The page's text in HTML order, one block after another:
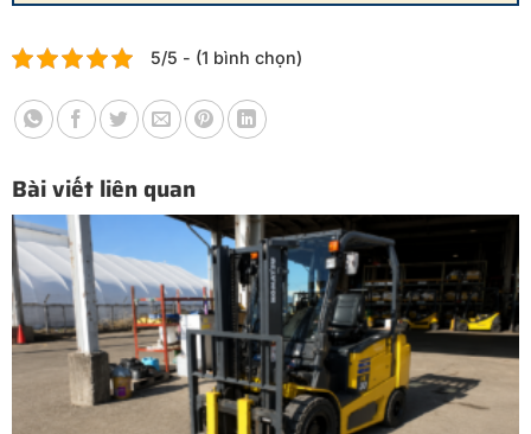
5/5 - (1 bình chọn)
Bài viết liên quan